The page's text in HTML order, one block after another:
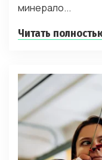
минерало...
Читать